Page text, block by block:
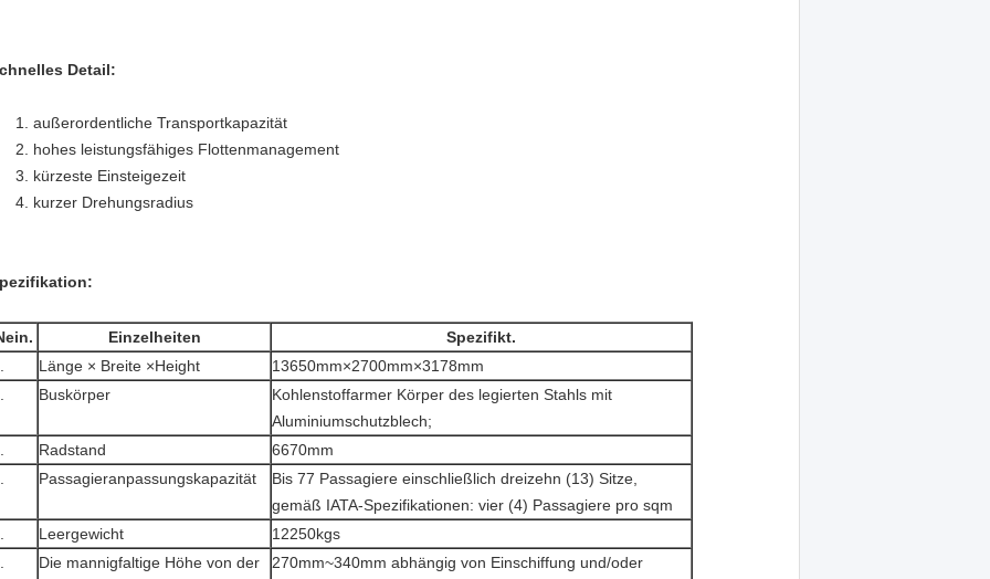
Detail:
1. außerordentliche Transportkapazität
2. hohes leistungsfähiges Flottenmanagement
3. kürzeste Einsteigezeit
4. kurzer Drehungsradius
Einzelheiten
Spezifikt.
Länge × Breite ×Height
13650mm×2700mm×3178mm
Buskörper
Kohlenstoffarmer Körper des legierten Stahls mit
Aluminiumschutzblech;
Radstand
6670mm
Passagieranpassungskapazität
Bis 77 Passagiere einschließlich dreizehn (13) Sitze,
gemäß IATA-Spezifikationen: vier (4) Passagiere pro sqm
Leergewicht
12250kgs
Die mannigfaltige Höhe von der
270mm~340mm abhängig von Einschiffung und/oder